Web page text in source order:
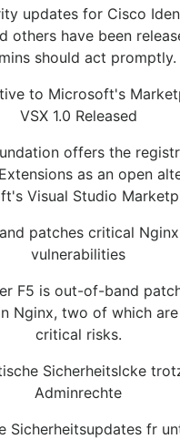
updates for Cisco
others have been
should act promptly.
to Microsoft's
VSX 1.0 Released
offers the
as an open
Visual Studio
patches critical
vulnerabilities
F5 is out-of-band
Nginx, two of which
critical risks.
Sicherheitslcke
Adminrechte
Sicherheitsupdates fr